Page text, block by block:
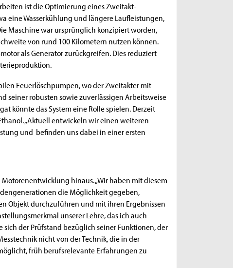
ist die Optimierung eines Zweitakt-
eine Wasserkühlung und längere Laufleistungen,
Maschine war ursprünglich konzipiert worden,
von rund 100 Kilometern nutzen können.
als Generator zurückgreifen. Dies reduziert
Feuerlöschpumpen, wo der Zweitakter mit
seiner robusten sowie zuverlässigen Arbeitsweise
könnte das System eine Rolle spielen. Derzeit
„Aktuell entwickeln wir einen weiteren
und befinden uns dabei in einer ersten
hinaus. „Wir haben mit diesem
die Möglichkeit gegeben,
Objekt durchzuführen und mit ihren Ergebnissen
unserer Lehre, das ich auch
der Prüfstand bezüglich seiner Funktionen, der
nicht von der Technik, die in der
früh berufsrelevante Erfahrungen zu